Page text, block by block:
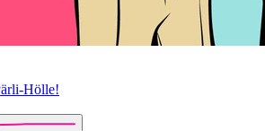
Hölle!